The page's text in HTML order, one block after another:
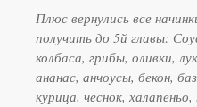
Плюс вернулись все
получить до 5й главы:
колбаса, грибы, оливки,
ананас, анчоусы, бекон,
курица, чеснок,